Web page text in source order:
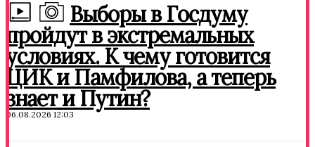
Выборы в Госдуму
пройдут в экстремальных
условиях. К чему готовится
ЦИК и Памфилова, а теперь
знает и Путин?
06.08.2026 12:03